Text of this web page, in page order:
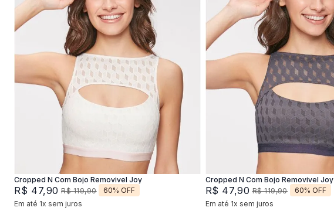
XG
Adicionar na sacola
Cropped N Com Bojo Removivel Joy
R$ 47,90 R$ 119,90 60% OFF
Em até 1x sem juros
M G
Adicionar na sacola
Cropped N Com Bojo Removivel Joy
R$ 47,90 R$ 119,90 60% OFF
Em até 1x sem juros